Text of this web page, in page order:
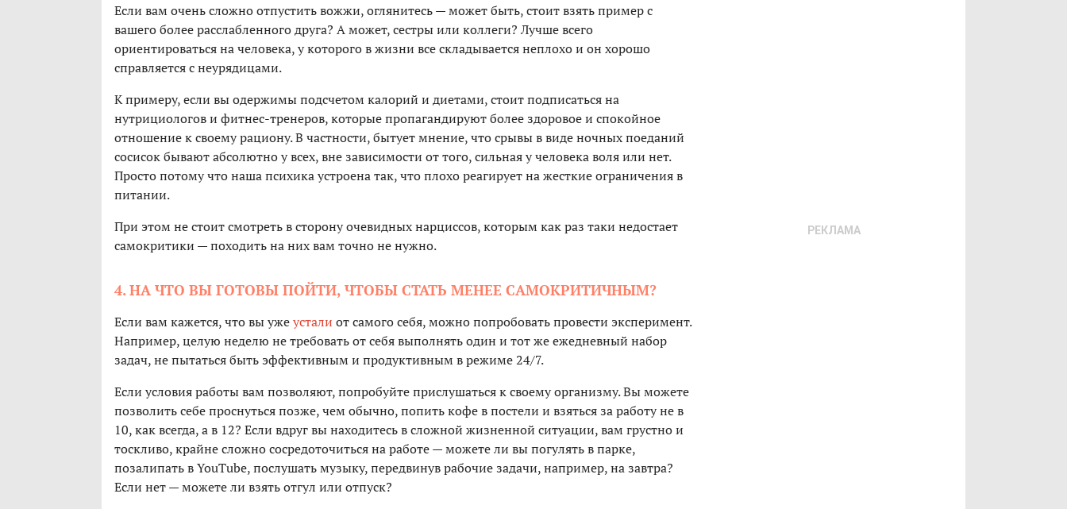
Если вам очень сложно отпустить вожжи, оглянитесь — может быть, стоит взять пример с
вашего более расслабленного друга? А может, сестры или коллеги? Лучше всего
ориентироваться на человека, у которого в жизни все складывается неплохо и он хорошо
справляется с неурядицами.
К примеру, если вы одержимы подсчетом калорий и диетами, стоит подписаться на
нутрициологов и фитнес-тренеров, которые пропагандируют более здоровое и спокойное
отношение к своему рациону. В частности, бытует мнение, что срывы в виде ночных поеданий
сосисок бывают абсолютно у всех, вне зависимости от того, сильная у человека воля или нет.
Просто потому что наша психика устроена так, что плохо реагирует на жесткие ограничения в
питании.
При этом не стоит смотреть в сторону очевидных нарциссов, которым как раз таки недостает
самокритики — походить на них вам точно не нужно.
4. НА ЧТО ВЫ ГОТОВЫ ПОЙТИ, ЧТОБЫ СТАТЬ МЕНЕЕ САМОКРИТИЧНЫМ?
Если вам кажется, что вы ужеустали от самого себя, можно попробовать провести эксперимент.
Например, целую неделю не требовать от себя выполнять один и тот же ежедневный набор
задач, не пытаться быть эффективным и продуктивным в режиме 24/7.
Если условия работы вам позволяют, попробуйте прислушаться к своему организму. Вы можете
позволить себе проснуться позже, чем обычно, попить кофе в постели и взяться за работу не в
10, как всегда, а в 12? Если вдруг вы находитесь в сложной жизненной ситуации, вам грустно и
тоскливо, крайне сложно сосредоточиться на работе — можете ли вы погулять в парке,
позалипать в YouTube, послушать музыку, передвинув рабочие задачи, например, на завтра?
Если нет — можете ли взять отгул или отпуск?